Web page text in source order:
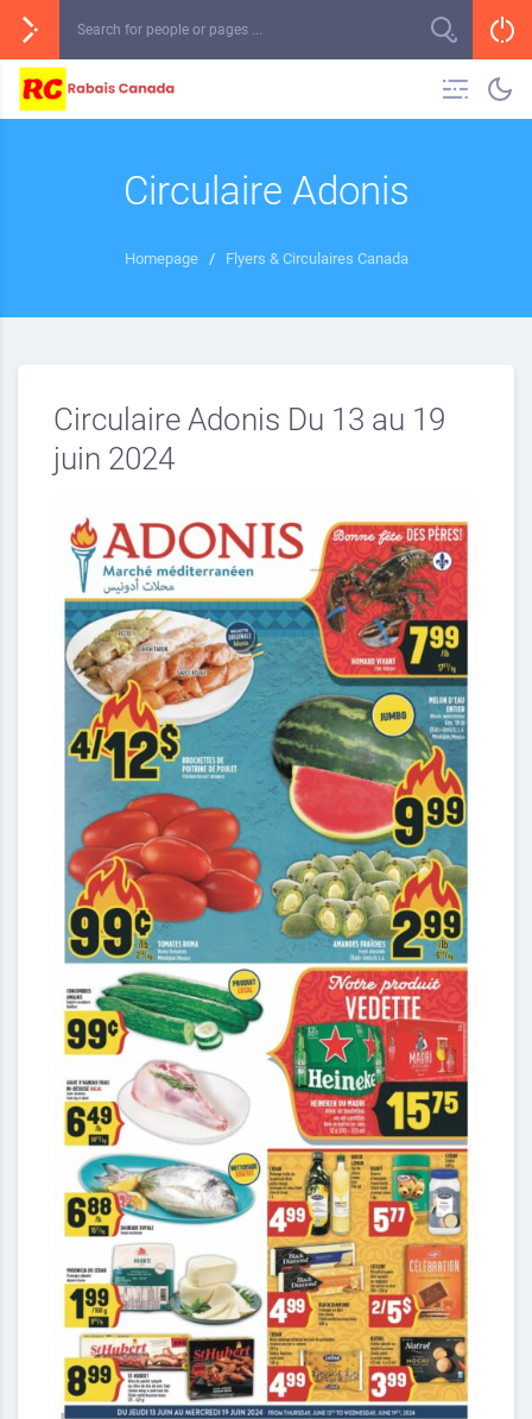
Circulaire Adonis
Homepage / Flyers & Circulaires Canada
Circulaire Adonis Du 13 au 19
juin 2024